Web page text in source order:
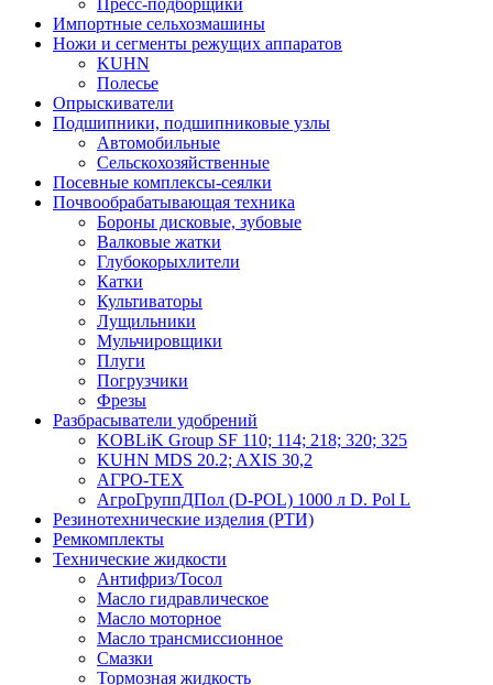
Пресс-подборщики
Импортные сельхозмашины
Ножи и сегменты режущих аппаратов
KUHN
Полесье
Опрыскиватели
Подшипники, подшипниковые узлы
Автомобильные
Сельскохозяйственные
Посевные комплексы-сеялки
Почвообрабатывающая техника
Бороны дисковые, зубовые
Валковые жатки
Глубокорыхлители
Катки
Культиваторы
Лущильники
Мульчировщики
Плуги
Погрузчики
Фрезы
Разбрасыватели удобрений
KOBLiK Group SF 110; 114; 218; 320; 325
KUHN MDS 20.2; AXIS 30,2
АГРО-ТЕХ
АгроГруппДПол (D-POL) 1000 л D. Pol L
Резинотехнические изделия (РТИ)
Ремкомплекты
Технические жидкости
Антифриз/Тосол
Масло гидравлическое
Масло моторное
Масло трансмиссионное
Смазки
Тормозная жидкость